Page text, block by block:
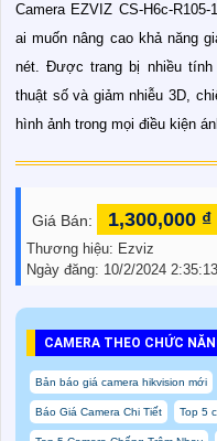
Camera EZVIZ CS-H6c-
ai muốn nâng cao khả năng
nét. Được trang bị nhiều tính
thuật số và giảm nhiễu 3D,
hình ảnh trong mọi điều kiện
Giá Bán: 1,300,000 ₫
Thương hiệu: Ezviz
Ngày đăng: 10/2/2024
CAMERA THEO CHỨC
Bản báo giá camera hikvision mới
Báo Giá Camera Chi Tiết Top 5